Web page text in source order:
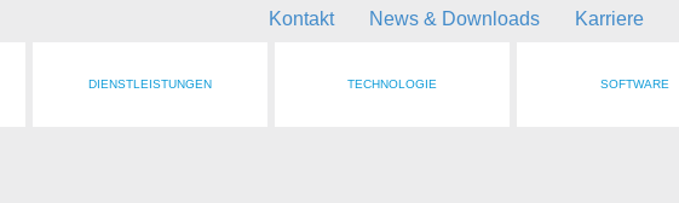
Kontakt News & Downloads Karriere
DIENSTLEISTUNGEN TECHNOLOGIE SOFTWARE